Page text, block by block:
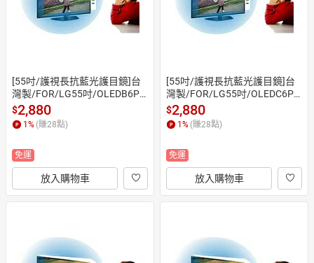
[55吋/護視長抗藍光護目鏡]台
灣製/FOR/LG55吋/OLEDB6PT
A / OLED55B5PTA/55吋抗藍光
護目鏡/55吋保護鏡( 合身尺寸)
$2,880
1 % (賺28點)
免運
放入購物車
[55吋/護視長抗藍光護目鏡]台
灣製/FOR/LG55吋/OLEDC6PT
A / OLED55G6PTA/55吋抗藍光
護目鏡/55吋保護鏡( 合身尺寸)
$2,880
1 % (賺28點)
免運
放入購物車